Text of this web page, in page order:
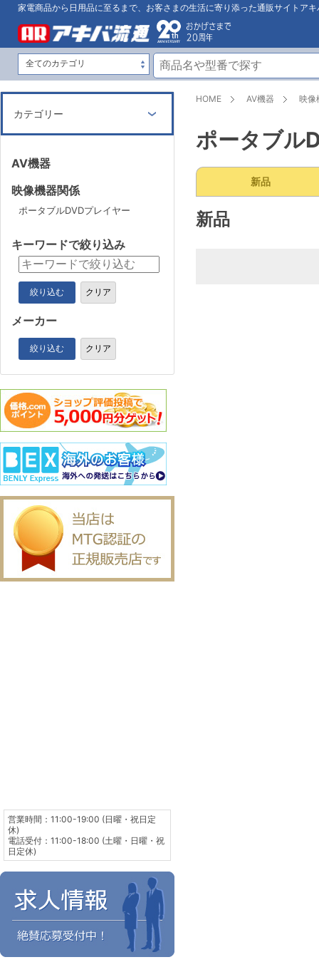
家電商品から日用品に至るまで、お客さまの生活に寄り添った通販サイトアキ
HOME AV機器 映像
ポータブル
新品
新品
カテゴリー
AV機器
映像機器関係
ポータブルDVDプレイヤー
キーワードで絞り込み
絞り込む クリア
メーカー
絞り込む クリア
営業時間：11:00-19:00 (日曜・祝日定
休)
電話受付：11:00-18:00 (土曜・日曜・祝
日定休)